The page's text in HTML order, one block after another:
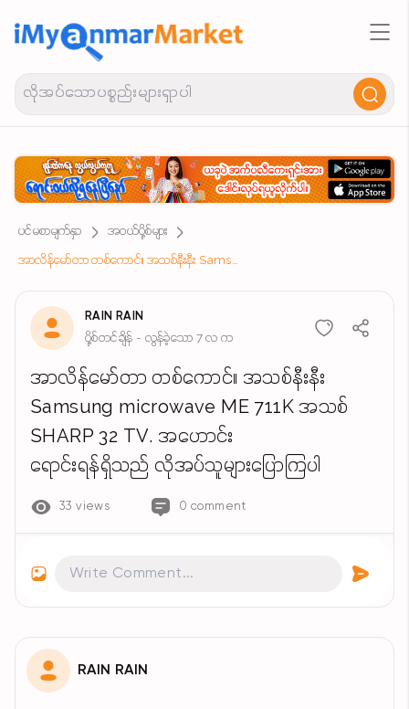
ပင်မစာမျက်နှာ
အဝယ်ပို့စ်များ
အာလိန်မော်တာ တစ်ကောင်။ အသစ်နီးနီး Samsung microwave ME 711K အသစ် SHARP 32 TV. အဟောင်း ရောင်းရန်ရှိသည် လိုအပ်သူများပြောကြပါ
RAIN RAIN
ပို့စ်တင်ချိန် - လွန်ခဲ့သော 7 လ က
အာလိန်မော်တာ တစ်ကောင်။ အသစ်နီးနီး
Samsung microwave ME 711K အသစ်
SHARP 32 TV. အဟောင်း
ရောင်းရန်ရှိသည် လိုအပ်သူများပြောကြပါ
33 views 0 comment
RAIN RAIN